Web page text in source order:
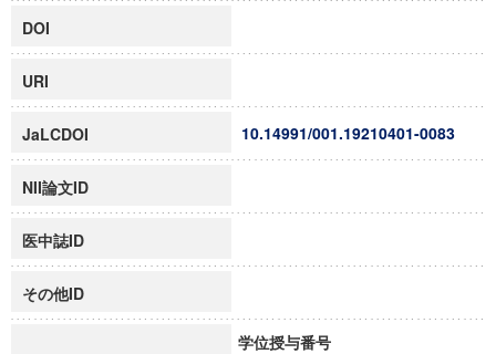
DOI
URI
JaLCDOI 10.14991/001.19210401-0083
NII論文ID
医中誌ID
その他ID
学位授与番号